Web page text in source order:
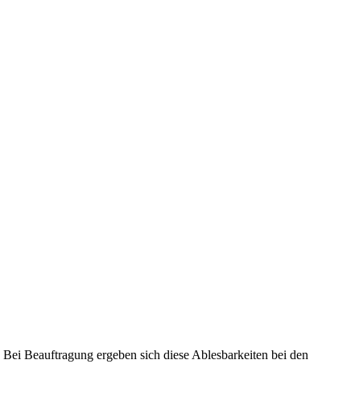
Beauftragung ergeben sich diese Ablesbarkeiten bei den